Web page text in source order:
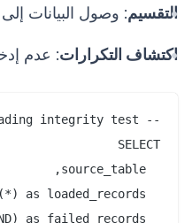
التقسيم: وصول البيانات
اكتشاف التكرارات: عدم